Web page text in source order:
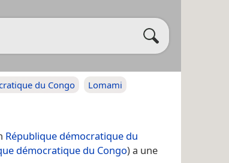
du Congo Lomami
République démocratique du
démocratique du Congo) a une